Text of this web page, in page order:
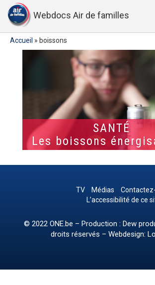
Webdocs Air de familles
Accueil » boissons
SANTÉ
Les boissons
TV Médias
L’accessibilité de ce
© 2022 ONE.be – Production : Dew
droits réservés – Webdesign: